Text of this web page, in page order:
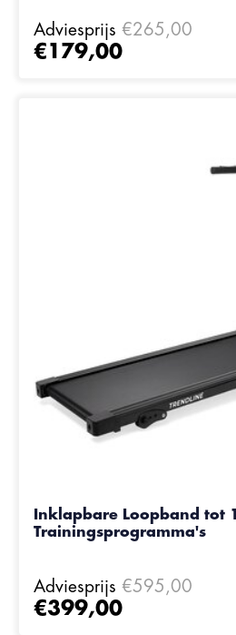
Adviesprijs €265,00
€179,00
Inklapbare Loopband tot
Trainingsprogramma's
Adviesprijs €595,00
€399,00